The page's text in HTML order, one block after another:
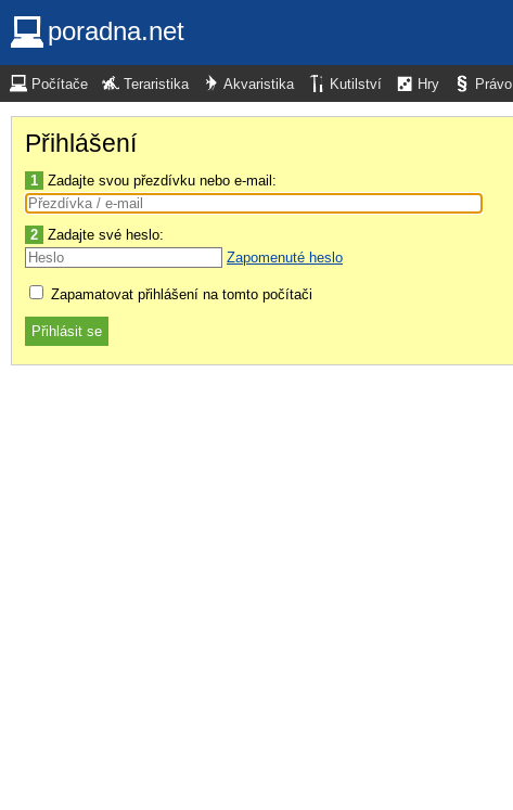
poradna.net
Počítače Teraristika Akvaristika Kutilství Hry Právo
Přihlášení
1 Zadajte svou přezdívku nebo e-mail:
2 Zadajte své heslo:
Zapomenuté heslo
Zapamatovat přihlášení na tomto počítači